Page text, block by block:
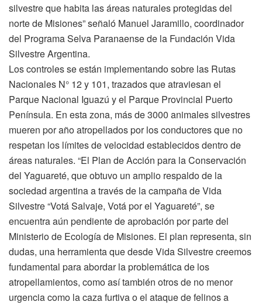
silvestre que habita las áreas naturales protegidas del
norte de Misiones” señaló Manuel Jaramillo, coordinador
del Programa Selva Paranaense de la Fundación Vida
Silvestre Argentina.
Los controles se están implementando sobre las Rutas
Nacionales N° 12 y 101, trazados que atraviesan el
Parque Nacional Iguazú y el Parque Provincial Puerto
Península. En esta zona, más de 3000 animales silvestres
mueren por año atropellados por los conductores que no
respetan los límites de velocidad establecidos dentro de
áreas naturales. “El Plan de Acción para la Conservación
del Yaguareté, que obtuvo un amplio respaldo de la
sociedad argentina a través de la campaña de Vida
Silvestre “Votá Salvaje, Votá por el Yaguareté”, se
encuentra aún pendiente de aprobación por parte del
Ministerio de Ecología de Misiones. El plan representa, sin
dudas, una herramienta que desde Vida Silvestre creemos
fundamental para abordar la problemática de los
atropellamientos, como así también otros de no menor
urgencia como la caza furtiva o el ataque de felinos a